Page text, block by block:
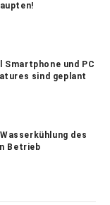
und PC
sind geplant
des
Betrieb